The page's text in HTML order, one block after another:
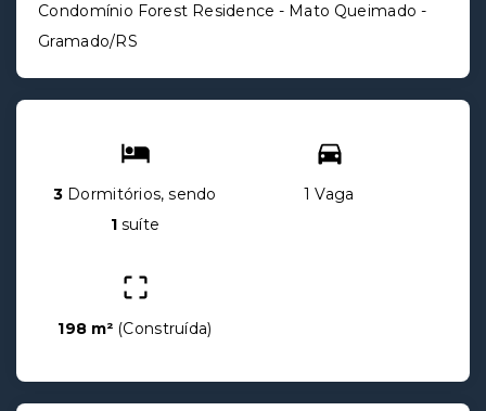
Condomínio Forest Residence - Mato Queimado -
Gramado/RS
3 Dormitórios, sendo
1 suíte
1 Vaga
198 m² (Construída)